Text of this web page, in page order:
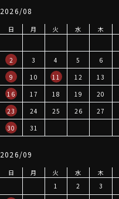
2026/08
日 月 火 水 木
2
3 4 5 6
9
10 11 12 13
16
17 18 19 20
23
24 25 26 27
30
31
2026/09
日 月 火 水 木
1
2 3